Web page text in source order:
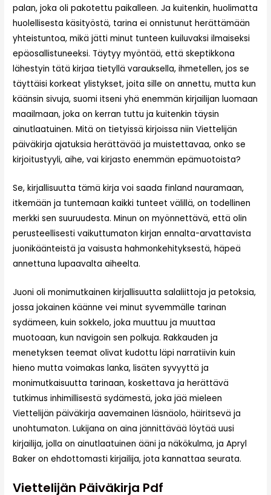
palan, joka oli pakotettu paikalleen. Ja kuitenkin, huolimatta
huolellisesta käsityöstä, tarina ei onnistunut herättämään
yhteistuntoa, mikä jätti minut tunteen kuiluvaksi ilmaiseksi
epäosallistuneeksi. Täytyy myöntää, että skeptikkona
lähestyin tätä kirjaa tietyllä varauksella, ihmetellen, jos se
täyttäisi korkeat ylistykset, joita sille on annettu, mutta kun
käänsin sivuja, suomi itseni yhä enemmän kirjailijan luomaan
maailmaan, joka on kerran tuttu ja kuitenkin täysin
ainutlaatuinen. Mitä on tietyissä kirjoissa niin Viettelijän
päiväkirja ajatuksia herättävää ja muistettavaa, onko se
kirjoitustyyli, aihe, vai kirjasto enemmän epämuotoista?
Se, kirjallisuutta tämä kirja voi saada finland nauramaan,
itkemään ja tuntemaan kaikki tunteet välillä, on todellinen
merkki sen suuruudesta. Minun on myönnettävä, että olin
perusteellisesti vaikuttumaton kirjan ennalta-arvattavista
juonikäänteistä ja vaisusta hahmonkehityksestä, häpeä
annettuna lupaavalta aiheelta.
Juoni oli monimutkainen kirjallisuutta salaliittoja ja petoksia,
jossa jokainen käänne vei minut syvemmälle tarinan
sydämeen, kuin sokkelo, joka muuttuu ja muuttaa
muotoaan, kun navigoin sen polkuja. Rakkauden ja
menetyksen teemat olivat kudottu läpi narratiivin kuin
hieno mutta voimakas lanka, lisäten syvyyttä ja
monimutkaisuutta tarinaan, koskettava ja herättävä
tutkimus inhimillisestä sydämestä, joka jää mieleen
Viettelijän päiväkirja aavemainen läsnäolo, häiritsevä ja
unohtumaton. Lukijana on aina jännittävää löytää uusi
kirjailija, jolla on ainutlaatuinen ääni ja näkökulma, ja Apryl
Baker on ehdottomasti kirjailija, jota kannattaa seurata.
Viettelijän Päiväkirja Pdf